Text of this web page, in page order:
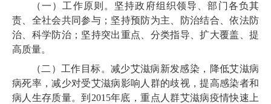
（一）工作原则。坚持政府组织领导、部门各负其
责、全社会共同参与；坚持预防为主、防治结合、依法防
治、科学防治；坚持突出重点、分类指导、扩大覆盖、提
高质量。
（二）工作目标。减少艾滋病新发感染，降低艾滋病
病死率，减少对受艾滋病影响人群的歧视，提高感染者和
病人生存质量。到2015年底，重点人群艾滋病疫情快速上